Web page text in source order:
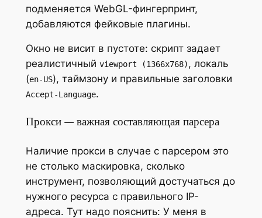
подменяется WebGL-фингерпринт,
добавляются фейковые плагины.
Окно не висит в пустоте: скрипт задает
реалистичный viewport (1366x768), локаль
(en-US), таймзону и правильные заголовки
Accept-Language.
Прокси — важная составляющая парсера
Наличие прокси в случае с парсером это
не столько маскировка, сколько
инструмент, позволяющий достучаться до
нужного ресурса с правильного IP-
адреса. Тут надо пояснить: У меня в